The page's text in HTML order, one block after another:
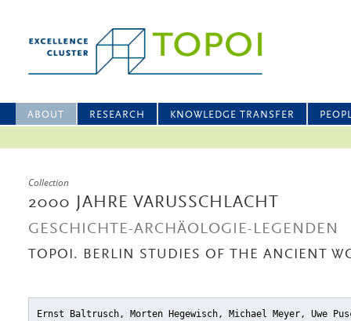
ABOUT RESEARCH KNOWLEDGE TRANSFER
Collection
2000 JAHRE VARUSSCHLACHT
GESCHICHTE-ARCHÄOLOGIE-LEGENDEN
TOPOI. BERLIN STUDIES OF THE ANCIENT
Ernst Baltrusch, Morten Hegewisch, Michael Meyer, Uwe